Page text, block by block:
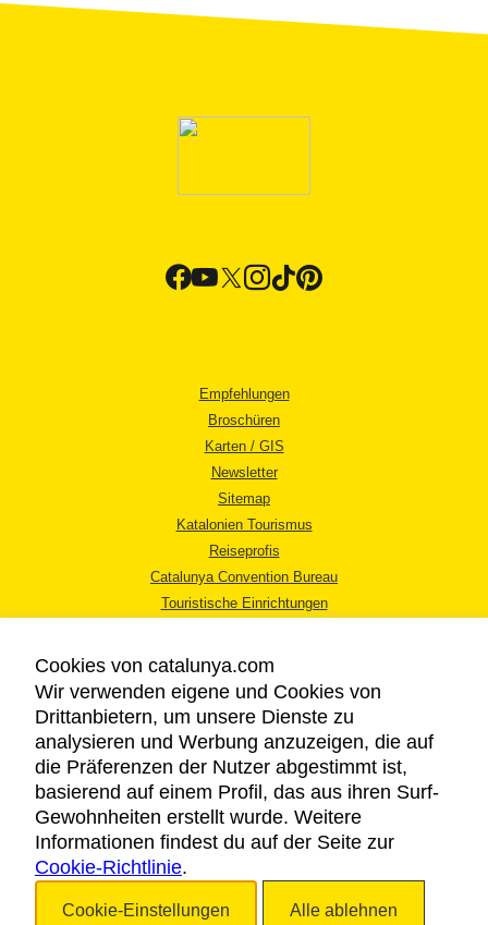
Empfehlungen
Broschüren
Karten / GIS
Newsletter
Sitemap
Katalonien Tourismus
Reiseprofis
Catalunya Convention Bureau
Touristische Einrichtungen
RECHTLICHER HINWEIS
DATENSCHUTZICHTLINIE
COOKIES
BARRIEREFREIHEIT
Cookies von catalunya.com
Wir verwenden eigene und Cookies von
Drittanbietern, um unsere Dienste zu
analysieren und Werbung anzuzeigen, die auf
die Präferenzen der Nutzer abgestimmt ist,
basierend auf einem Profil, das aus ihren Surf-
Gewohnheiten erstellt wurde. Weitere
Informationen findest du auf der Seite zur
Cookie-Richtlinie.
Cookie-Einstellungen Alle ablehnen